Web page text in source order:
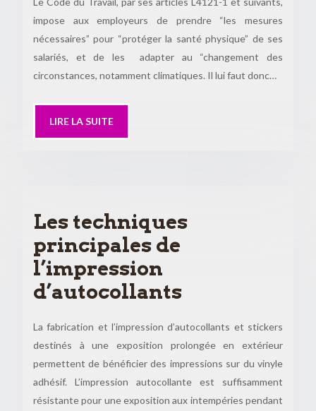
impose aux employeurs de prendre “les mesures
nécessaires” pour “protéger la santé physique” de ses
salariés, et de les adapter au “changement des
circonstances, notamment climatiques. Il lui faut donc…
LIRE LA SUITE
Les techniques
principales de
l’impression
d’autocollants
La fabrication et l’impression d’autocollants et stickers
destinés à une exposition prolongée en extérieur
permettent de bénéficier des impressions sur du vinyle
adhésif. L’impression autocollante est suffisamment
résistante pour une exposition aux intempéries pendant